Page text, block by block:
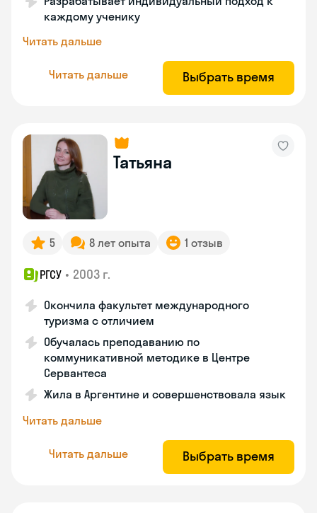
каждому ученику
Читать дальше
Читать дальше Выбрать время
Татьяна
5 8 лет опыта 1 отзыв
РГСУ • 2003 г.
Окончила факультет международного
туризма с отличием
Обучалась преподаванию по
коммуникативной методике в Центре
Сервантеса
Жила в Аргентине и совершенствовала язык
Читать дальше
Читать дальше Выбрать время